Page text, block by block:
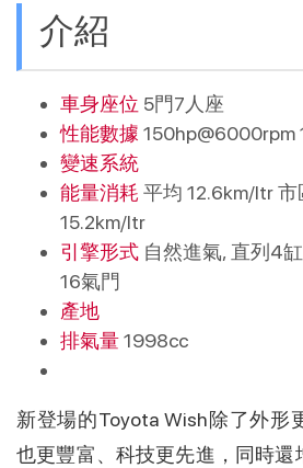
介紹
車身座位 5門7人座
性能數據 150hp@6000rpm
變速系統
能量消耗 平均 12.6km/ltr
15.2km/ltr
引擎形式 自然進氣, 直列4
16氣門
產地
排氣量1998cc
新登場的Toyota Wish除了外形
也更豐富、科技更先進，同時還